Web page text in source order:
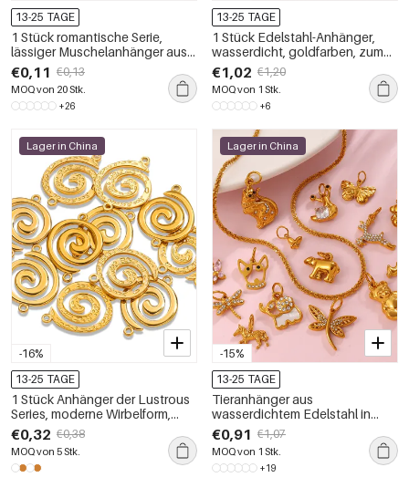
13-25 TAGE
1 Stück romantische Serie,
lässiger Muschelanhänger aus
Edelstahl, wasserdicht,
goldfarben, für Damen
€0,11 €0,13
MOQ von 20 Stk.
+26
13-25 TAGE
1 Stück Edelstahl-Anhänger,
wasserdicht, goldfarben, zum
Selbermachen
€1,02 €1,20
MOQ von 1 Stk.
+6
-16%
Lager in China
13-25 TAGE
1 Stück Anhänger der Lustrous
Series, moderne Wirbelform,
Edelstahl, wasserdicht,
goldfarben
€0,32 €0,38
MOQ von 5 Stk.
-15%
Lager in China
13-25 TAGE
Tieranhänger aus
wasserdichtem Edelstahl in
Goldfarbe zum Selbermachen
€0,91 €1,07
MOQ von 1 Stk.
+19